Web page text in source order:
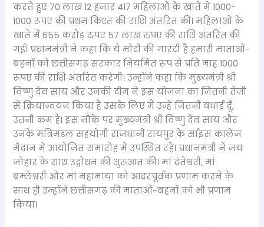
करते हुए 70 लाख 12 हजार 417 महिलाओं के खाते में 1000-
1000 रूपए की प्रथम किश्त की राशि अंतरित की। महिलाओं के
खाते में 655 करोड़ रुपए 57 लाख रुपए की राशि अंतरित की
गई। प्रधानमंत्री ने कहा कि ये मोदी की गारंटी है हमारी माताओं-
बहनों को छत्तीसगढ़ सरकार नियमित रूप से प्रति माह 1000
रूपए की राशि अंतरित करेगी। उन्होंने कहा कि मुख्यमंत्री श्री
विष्णु देव साय और उनकी टीम ने इस योजना का जितनी तेजी
से क्रियान्वयन किया है उसके लिए मैं उन्हें जितनी बधाई दूँ,
उतनी कम है। इस मौके पर मुख्यमंत्री श्री विष्णु देव साय और
उनके मंत्रिमंडल सहयोगी राजधानी रायपुर के र्साइंस कालेज
मैदान में आयोजित समारोह में उपस्थित रहे। प्रधानमंत्री ने जय
जोहार के साथ उद्बोधन की शुरूआत की। मां दंतेश्वरी, मां
बम्लेश्वरी और मां महामाया को आदरपूर्वक प्रणाम करने के
साथ ही उन्होंने छत्तीसगढ़ की माताओं-बहनों को भी प्रणाम
किया।